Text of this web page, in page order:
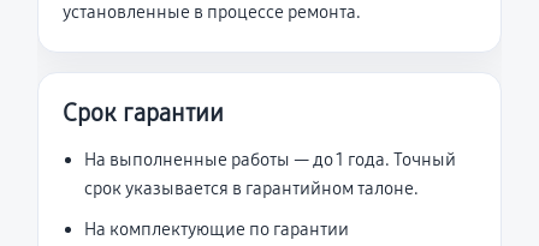
установленные в процессе ремонта.
Срок гарантии
На выполненные работы — до 1 года. Точный
срок указывается в гарантийном талоне.
На комплектующие по гарантии